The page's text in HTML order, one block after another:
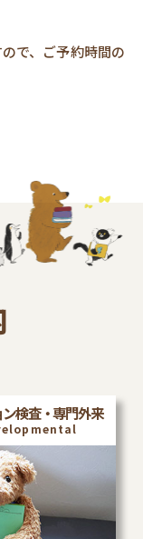
で、ご予約時間の
検査・専門外来